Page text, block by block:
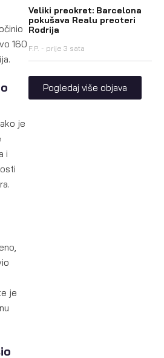
160
je
i
je
Veliki preokret: Barcelona
pokušava Realu preoteri
Rodrija
F.P. prije 3 sata
Pogledaj više objava